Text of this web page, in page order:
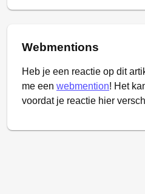
Webmentions
Heb je een reactie op dit
me een webmention! Het
voordat je reactie hier